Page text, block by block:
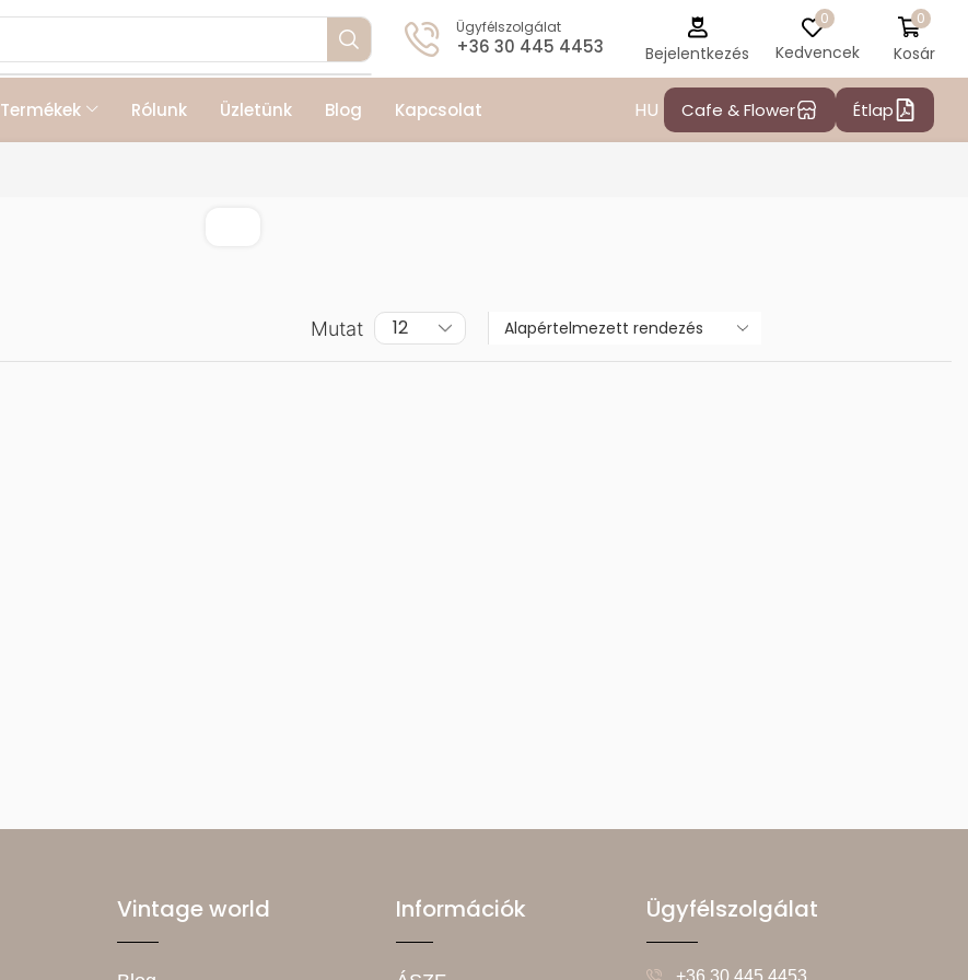
Ügyfélszolgálat
+36 30 445 4453 Bejelentkezés
0
Kedvencek
0
Kosár
Termékek Rólunk Üzletünk Blog Kapcsolat HU Cafe & Flower Étlap
Mutat
Vintage world Információk Ügyfélszolgálat
+36 30 445 4453